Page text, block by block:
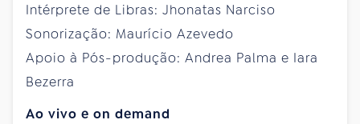
Intérprete de Libras: Jhonatas Narciso
Sonorização: Maurício Azevedo
Apoio à Pós-produção: Andrea Palma e Iara
Bezerra
Ao vivo e on demand